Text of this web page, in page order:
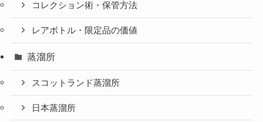
コレクション術・保管方法
レアボトル・限定品の価値
蒸溜所
スコットランド蒸溜所
日本蒸溜所